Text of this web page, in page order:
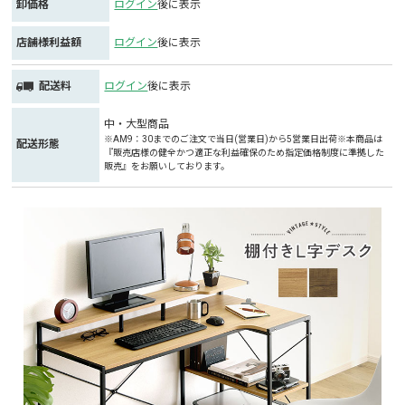
卸価格 ログイン後に表示
店舗様利益額 ログイン後に表示
配送料 ログイン後に表示
配送形態
中・大型商品
※AM9：30までのご注文で当日(営業日)から5営業日出荷※本商品は
『販売店様の健全かつ適正な利益確保のため指定価格制度に準拠した
販売』をお願いしております。